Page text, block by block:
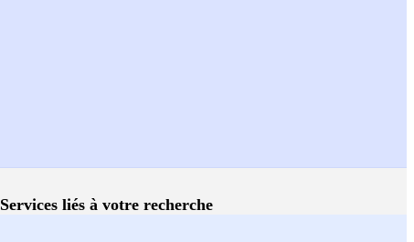
Services liés à votre recherche